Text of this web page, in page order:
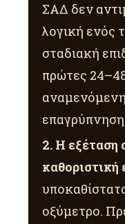
ΣΑΔ δεν
λογική ενός
σταδιακή
πρώτες
αναμενόμενη
2. Η εξέταση
καθοριστική
οξύμετρο.